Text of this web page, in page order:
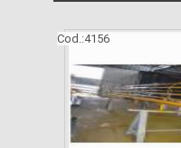
Cod.:4156